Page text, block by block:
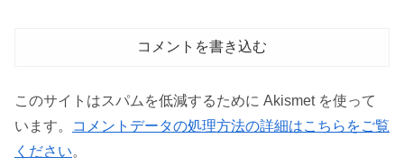
コメントを書き込む
このサイトはスパムを低減するために Akismet を使って
います。
コメントデータの処理方法の詳細はこちらをご覧
ください。